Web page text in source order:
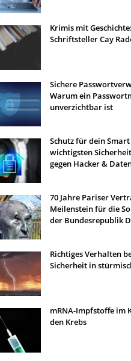
Krimis mit
Schriftsteller Cay
Sichere
Warum ein
unverzichtbar ist
Schutz für dein
wichtigsten
gegen Hacker &
70 Jahre Pariser
Meilenstein für die
der Bundesrepublik
Richtiges Verhalten
Sicherheit in
mRNA-Impfstoffe im
den Krebs